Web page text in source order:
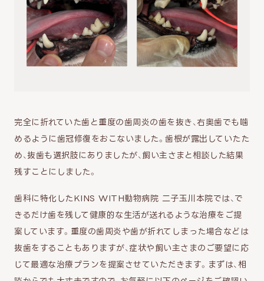
完全に折れていた歯と重度の歯周炎の歯を抜き、右奥歯でも噛
めるように歯冠修復をおこないました。歯根が露出していたた
め、抜歯も選択肢にありましたが、飼い主さまと相談した結果
残すことにしました。
歯科に特化したKINS WITH動物病院 二子玉川本院では、で
きるだけ歯を残して健康的な生活が送れるような治療をご提
案しています。重度の歯周炎や歯が折れてしまった場合などは
抜歯をすることもありますが、症状や飼い主さまのご要望に応
じて最適な治療プランを提案させていただきます。まずは、相